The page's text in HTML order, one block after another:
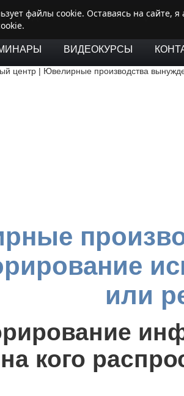
РОЗНИЦА
ВИДЕОКУРСЫ
или
кого
файлы cookie. Оставаясь на сайте,